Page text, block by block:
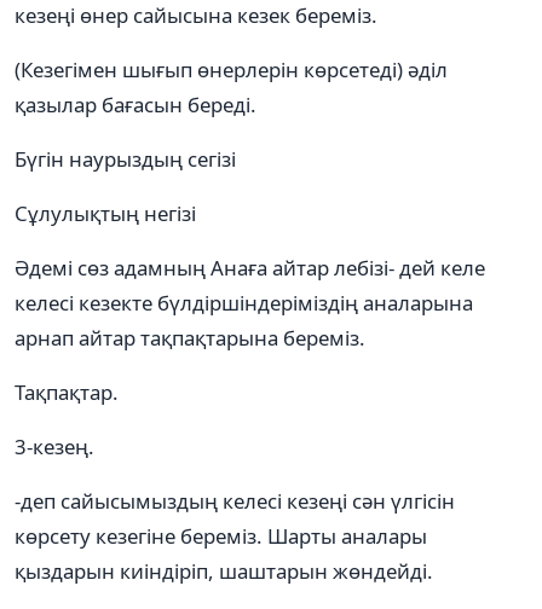
кезеңі өнер сайысына кезек береміз.
(Кезегімен шығып өнерлерін көрсетеді) әділ
қазылар бағасын береді.
Бүгін наурыздың сегізі
Сұлулықтың негізі
Әдемі сөз адамның Анаға айтар лебізі- дей келе
келесі кезекте бүлдіршіндеріміздің аналарына
арнап айтар тақпақтарына береміз.
Тақпақтар.
3-кезең.
-деп сайысымыздың келесі кезеңі сән үлгісін
көрсету кезегіне береміз. Шарты аналары
қыздарын киіндіріп, шаштарын жөндейді.